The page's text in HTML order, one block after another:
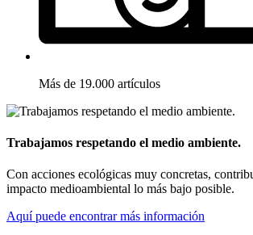
Más de 19.000 artículos
Trabajamos respetando el medio ambiente.
Con acciones ecológicas muy concretas,
impacto medioambiental lo más bajo posible.
Aquí puede encontrar más información